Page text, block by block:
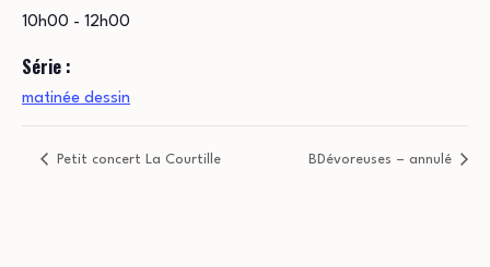
10h00 - 12h00
Série :
matinée dessin
Petit concert La Courtille BDévoreuses – annulé